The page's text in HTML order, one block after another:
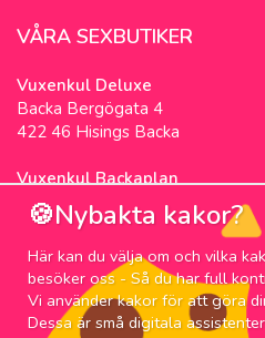
VÅRA SEXBUTIKER
Vuxenkul Deluxe
Backa Bergögata 4
422 46 Hisings Backa
Vuxenkul Backaplan
Färgfabriksgatan 3
417 05 Göteborg
NYHETSBREV
Prenumerera på nyhetsbrevet
🍪Nybakta kakor?
Här kan du välja om och vilka
besöker oss - Så du har full
Vi använder kakor för att göra
Dessa är små digitala